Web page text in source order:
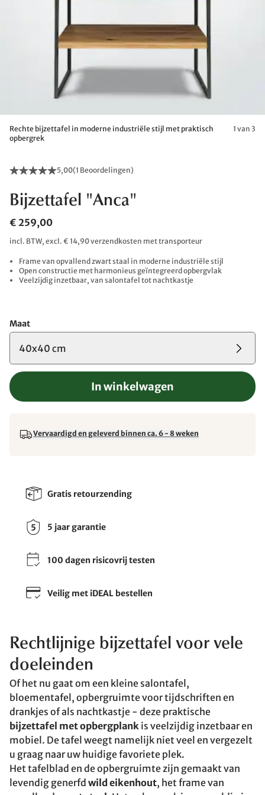
Rechte bijzettafel in moderne industriële stijl met praktisch
opbergrek
1 van 3
5,00(1 Beoordelingen)
Bijzettafel "Anca"
€ 259,00
incl. BTW, excl. € 14,90 verzendkosten met transporteur
Frame van opvallend zwart staal in moderne industriële stijl
Open constructie met harmonieus geïntegreerd opbergvlak
Veelzijdig inzetbaar, van salontafel tot nachtkastje
Maat
40x40 cm
In winkelwagen
Vervaardigd en geleverd binnen ca. 6 - 8 weken
Gratis retourzending
5 jaar garantie
100 dagen risicovrij testen
Veilig met iDEAL bestellen
Rechtlijnige bijzettafel voor vele
doeleinden
Of het nu gaat om een kleine salontafel,
bloementafel, opbergruimte voor tijdschriften en
drankjes of als nachtkastje - deze praktische
bijzettafel met opbergplank is veelzijdig inzetbaar en
mobiel. De tafel weegt namelijk niet veel en vergezelt
u graag naar uw huidige favoriete plek.
Het tafelblad en de opbergruimte zijn gemaakt van
levendig generfd wild eikenhout, het frame van